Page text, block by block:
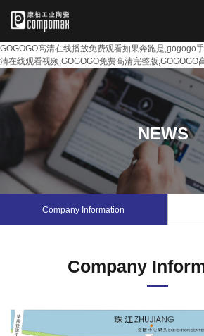
GOGOGO高清在线播放免费观看如果奔跑是,gogogo
清在线观看视频,GOGOGO免费高清完整版,GOGOGO
NEWS
Company Information
Company